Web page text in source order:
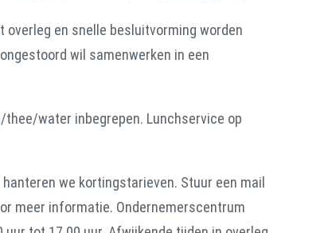
overleg en snelle besluitvorming worden
wil samenwerken in een
water inbegrepen. Lunchservice op
we kortingstarieven. Stuur een mail
meer informatie. Ondernemerscentrum